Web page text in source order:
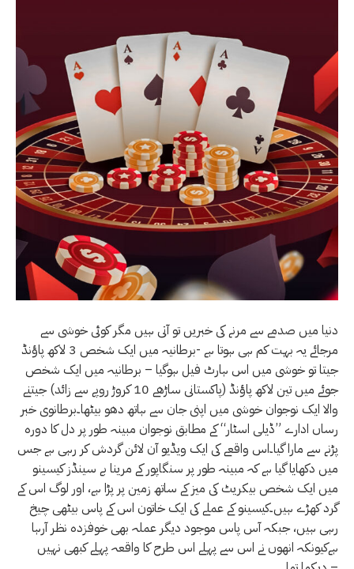
دنیا میں صدمے سے مرنے کی خبریں تو آتی ہیں مگر کوئی خوشی سے
مرجائے یہ بہت کم ہی ہوتا ہے -برطانیہ میں ایک شخص 3 لاکھ پاؤنڈ
جیتا تو خوشی میں اس ہارٹ فیل ہوگیا – برطانیہ میں ایک شخص
جوئے میں تین لاکھ پاؤنڈ (پاکستانی ساڑھے 10 کروڑ روپے سے زائد) جیتنے
والا ایک نوجوان خوشی میں اپنی جان سے ہاتھ دھو بیٹھا۔برطانوی خبر
رساں ادارے ”ڈیلی اسٹار“ کے مطابق نوجوان مبینہ طور پر دل کا دورہ
پڑنے سے مارا گیا۔اس واقعے کی ایک ویڈیو آن لائن گردش کر رہی ہے جس
میں دکھایا گیا ہے کہ مبینہ طور پر سنگاپور کے مرینا بے سینڈز کیسینو
میں ایک شخص بیکریٹ کی میز کے ساتھ زمین پر پڑا ہے، اور لوگ اس کے
گرد کھڑے ہیں۔کیسینو کے عملے کی ایک خاتون اس کے پاس بیٹھی چیخ
رہی ہیں، جبکہ آس پاس موجود دیگر عملہ بھی خوفزدہ نظر آرہا
ہےکیونکہ انھوں نے اس سے پہلے اس طرح کا واقعہ پہلے کبھی نہیں